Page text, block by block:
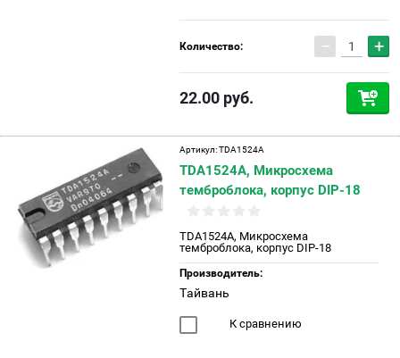
Количество: − +
22.00 руб.
Артикул:TDA1524A
TDA1524A, Микросхема
темброблока, корпус DIP-18
TDA1524A, Микросхема
темброблока, корпус DIP-18
Производитель:
Тайвань
К сравнению